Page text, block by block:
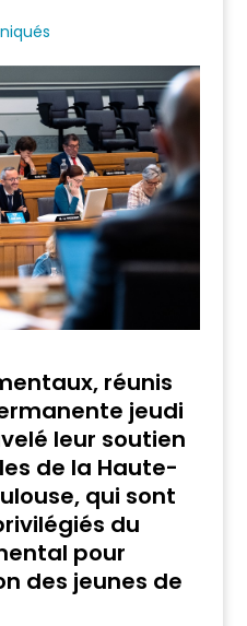
réunis
jeudi
leur soutien
de la Haute-
qui sont
du
pour
des jeunes de